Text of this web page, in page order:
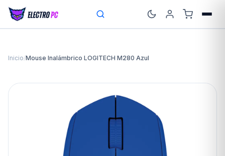
Inicio/Mouse Inalámbrico LOGITECH M280 Azul